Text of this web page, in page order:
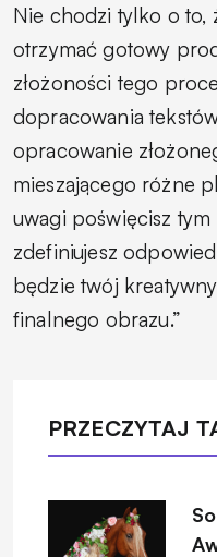
Nie chodzi tylko o to,
otrzymać gotowy
złożoności tego
dopracowania
opracowanie
mieszającego różne
uwagi poświęcisz
zdefiniujesz
będzie twój
finalnego obrazu.”
PRZECZYTAJ